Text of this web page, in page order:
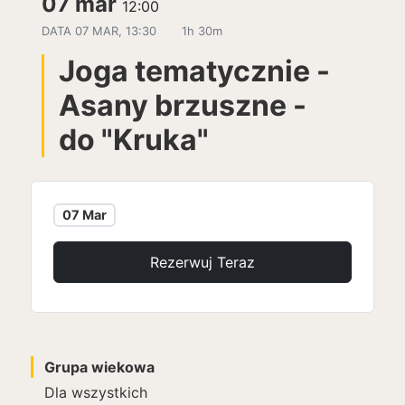
12:00
DATA07 MAR, 13:30 1h 30m
Joga tematycznie -
Asany brzuszne -
do "Kruka"
07 Mar
Rezerwuj Teraz
Grupa wiekowa
Dla wszystkich